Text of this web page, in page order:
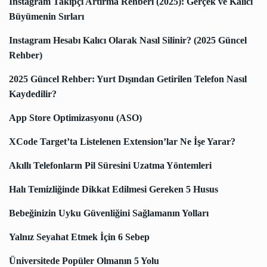
Büyümenin Sırları
Instagram Hesabı Kalıcı Olarak Nasıl Silinir? (2025 Güncel
Rehber)
2025 Güncel Rehber: Yurt Dışından Getirilen Telefon Nasıl
Kaydedilir?
App Store Optimizasyonu (ASO)
XCode Target’ta Listelenen Extension’lar Ne İşe Yarar?
Akıllı Telefonların Pil Süresini Uzatma Yöntemleri
Halı Temizliğinde Dikkat Edilmesi Gereken 5 Husus
Bebeğinizin Uyku Güvenliğini Sağlamanın Yolları
Yalnız Seyahat Etmek İçin 6 Sebep
Üniversitede Popüler Olmanın 5 Yolu